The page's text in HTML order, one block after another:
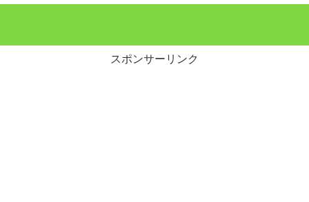
スポンサーリンク